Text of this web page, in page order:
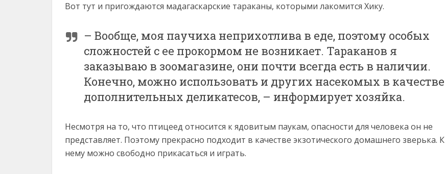
Вот тут и пригождаются мадагаскарские тараканы, которыми лакомится Хику.
– Вообще, моя паучиха неприхотлива в еде, поэтому особых
сложностей с ее прокормом не возникает. Тараканов я
заказываю в зоомагазине, они почти всегда есть в наличии.
Конечно, можно использовать и других насекомых в качестве
дополнительных деликатесов, – информирует хозяйка.
Несмотря на то, что птицеед относится к ядовитым паукам, опасности для человека он не
представляет. Поэтому прекрасно подходит в качестве экзотического домашнего зверька. К
нему можно свободно прикасаться и играть.